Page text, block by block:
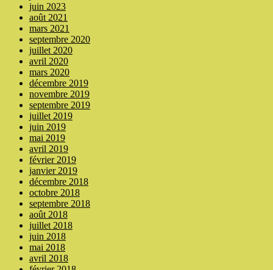
juin 2023
août 2021
mars 2021
septembre 2020
juillet 2020
avril 2020
mars 2020
décembre 2019
novembre 2019
septembre 2019
juillet 2019
juin 2019
mai 2019
avril 2019
février 2019
janvier 2019
décembre 2018
octobre 2018
septembre 2018
août 2018
juillet 2018
juin 2018
mai 2018
avril 2018